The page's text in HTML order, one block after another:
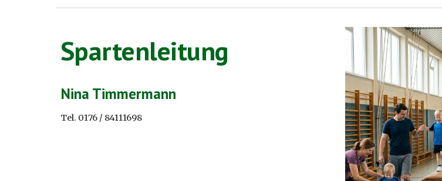
Spartenleitung
Nina Timmermann
Tel. 0176 / 84111698